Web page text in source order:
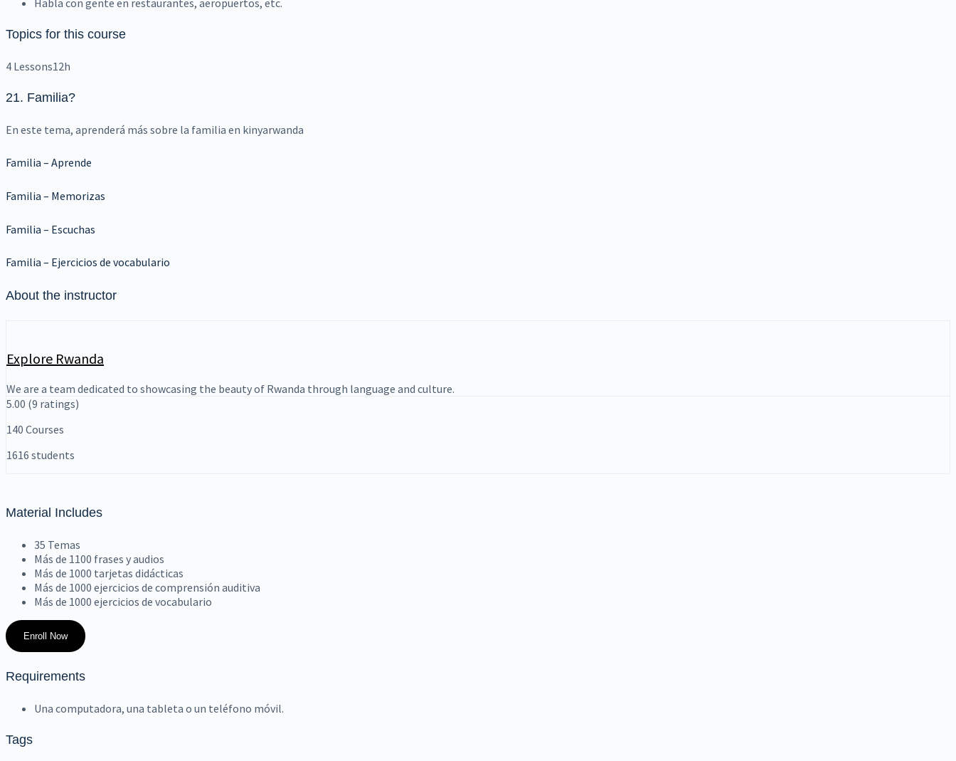
Topics for this course
4 Lessons12h
21. Familia?
En este tema, aprenderá más sobre la familia en kinyarwanda
Familia – Aprende
Familia – Memorizas
Familia – Escuchas
Familia – Ejercicios de vocabulario
About the instructor
Explore Rwanda
We are a team dedicated to showcasing the beauty of Rwanda through language and culture.
5.00 (9 ratings)
140 Courses
1616 students
Material Includes
35 Temas
Más de 1100 frases y audios
Más de 1000 tarjetas didácticas
Más de 1000 ejercicios de comprensión auditiva
Más de 1000 ejercicios de vocabulario
Enroll Now
Requirements
Una computadora, una tableta o un teléfono móvil.
Tags